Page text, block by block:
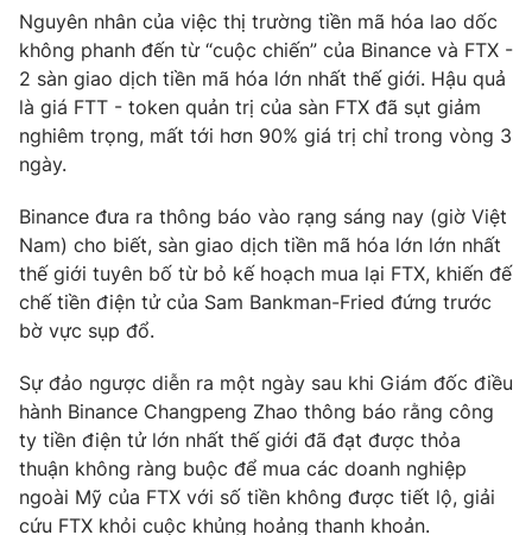
Khán giả
Giải sao mai
Âm nhạc
Sao
Du lịch
Làm đẹp
Chất lượng cuộc sống
Giáo dục
Tuyển sinh
Học trực tuyến
Công nghệ
Hitech Công nghệ tương lai
Sản phẩm
Thị trường
Tư vấn
Lịch phát sóng
Chuyên mục khác
Emagazine Podcast
Photo Infographic
Nguyên nhân của việc thị trường tiền mã hóa lao dốc
không phanh đến từ “cuộc chiến” của Binance và FTX -
2 sàn giao dịch tiền mã hóa lớn nhất thế giới. Hậu quả
là giá FTT - token quản trị của sàn FTX đã sụt giảm
nghiêm trọng, mất tới hơn 90% giá trị chỉ trong vòng 3
ngày.
Binance đưa ra thông báo vào rạng sáng nay (giờ Việt
Nam) cho biết, sàn giao dịch tiền mã hóa lớn lớn nhất
thế giới tuyên bố từ bỏ kế hoạch mua lại FTX, khiến đế
chế tiền điện tử của Sam Bankman-Fried đứng trước
bờ vực sụp đổ.
Sự đảo ngược diễn ra một ngày sau khi Giám đốc điều
hành Binance Changpeng Zhao thông báo rằng công
ty tiền điện tử lớn nhất thế giới đã đạt được thỏa
thuận không ràng buộc để mua các doanh nghiệp
ngoài Mỹ của FTX với số tiền không được tiết lộ, giải
cứu FTX khỏi cuộc khủng hoảng thanh khoản.